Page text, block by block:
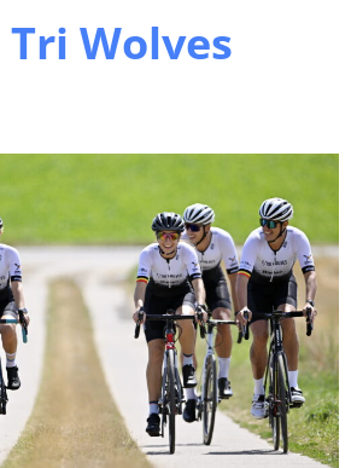
Tri Wolves